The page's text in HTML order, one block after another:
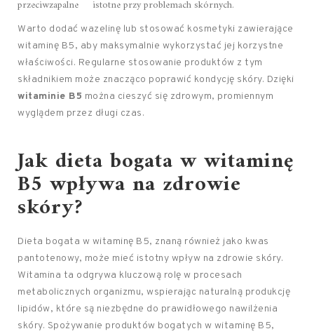
przeciwzapalne
istotne przy problemach skórnych.
Warto dodać wazelinę lub stosować kosmetyki zawierające
witaminę B5, aby maksymalnie wykorzystać jej korzystne
właściwości. Regularne stosowanie produktów z tym
składnikiem może znacząco poprawić kondycję skóry. Dzięki
witaminie B5 można cieszyć się zdrowym, promiennym
wyglądem przez długi czas.
Jak dieta bogata w witaminę
B5 wpływa na zdrowie
skóry?
Dieta bogata w witaminę B5, znaną również jako kwas
pantotenowy, może mieć istotny wpływ na zdrowie skóry.
Witamina ta odgrywa kluczową rolę w procesach
metabolicznych organizmu, wspierając naturalną produkcję
lipidów, które są niezbędne do prawidłowego nawilżenia
skóry. Spożywanie produktów bogatych w witaminę B5,